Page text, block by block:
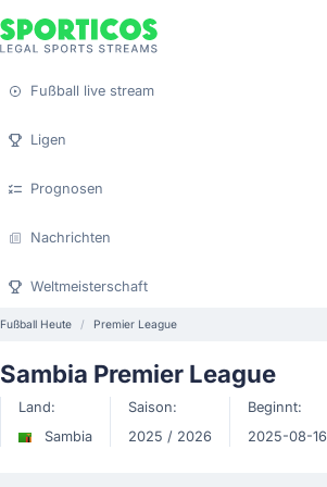
Fußball live stream
Ligen
Prognosen
Nachrichten
Weltmeisterschaft
Fußball Heute Premier League
Sambia Premier League
Land:
Sambia
Saison:
2025 / 2026
Beginnt:
2025-08-16